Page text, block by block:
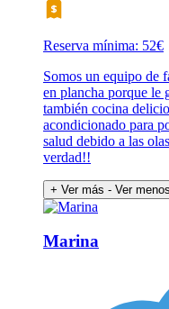
Reserva mínima: 52€
Somos un equipo de
en plancha porque le
también cocina
acondicionado para
salud debido a las
verdad!!
+ Ver más - Ver menos
Marina